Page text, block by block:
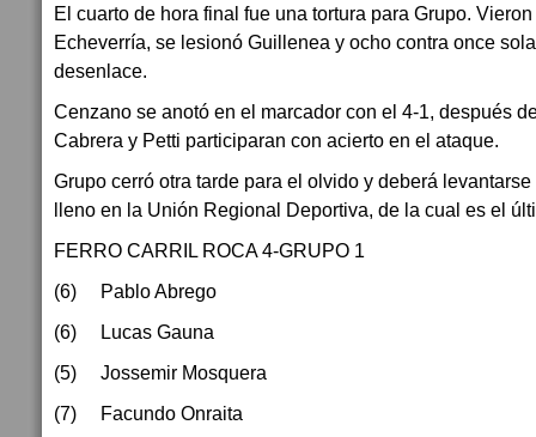
El cuarto de hora final fue una tortura para Grupo.
Echeverría, se lesionó Guillenea y ocho contra once
desenlace.
Cenzano se anotó en el marcador con el 4-1, después
Cabrera y Petti participaran con acierto en el ataque.
Grupo cerró otra tarde para el olvido y deberá
lleno en la Unión Regional Deportiva, de la cual es el
FERRO CARRIL ROCA 4-GRUPO 1
(6) Pablo Abrego
(6) Lucas Gauna
(5) Jossemir Mosquera
(7) Facundo Onraita